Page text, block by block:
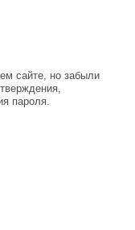
сайте, но забыли
пароля.